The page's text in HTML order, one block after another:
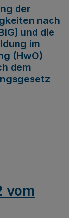
der
nach
und die
im
(HwO)
dem
vom